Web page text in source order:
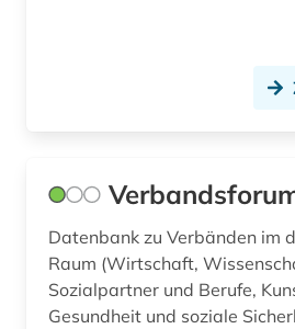
arzneimittelzulassung (1)
arzt (1)
aschaffenburg (1)
Datenbank zu Verbänden im
Raum (Wirtschaft,
Sozialpartner und Berufe,
Gesundheit und soziale Sicherheit,